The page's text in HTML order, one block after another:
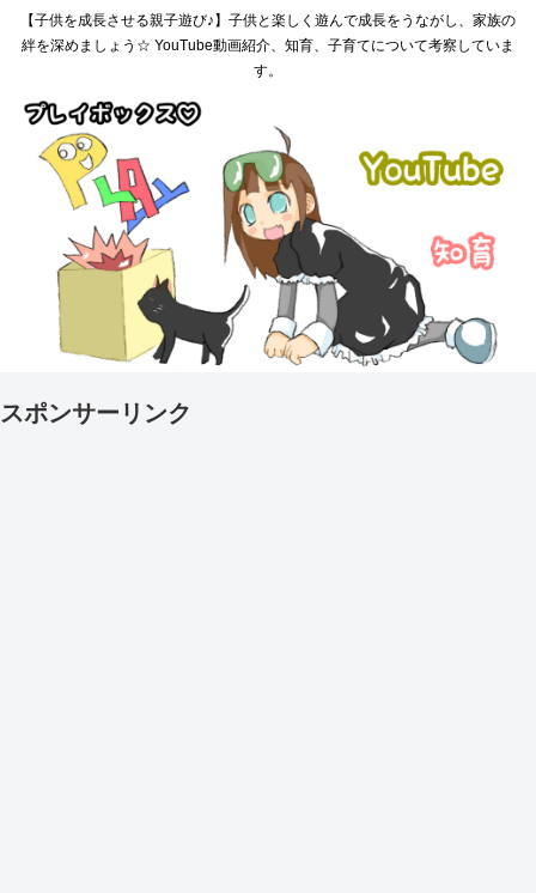
【子供を成長させる親子遊び♪】子供と楽しく遊んで成長をうながし、家族の
絆を深めましょう☆ YouTube動画紹介、知育、子育てについて考察していま
す。
スポンサーリンク